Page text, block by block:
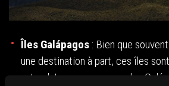
Îles Galápagos : Bien que
une destination à part, ces îles
naturel. Les voyages vers les